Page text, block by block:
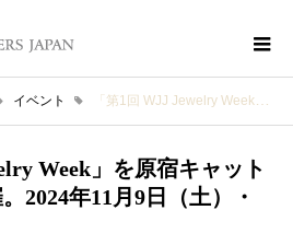
イベント 「第1回 WJJ Jewelry Week」を原宿キャットストリートで開催。2024年11月9日（土）・ 10日（日）
Week」を原宿キャット
2024年11月9日（土）・